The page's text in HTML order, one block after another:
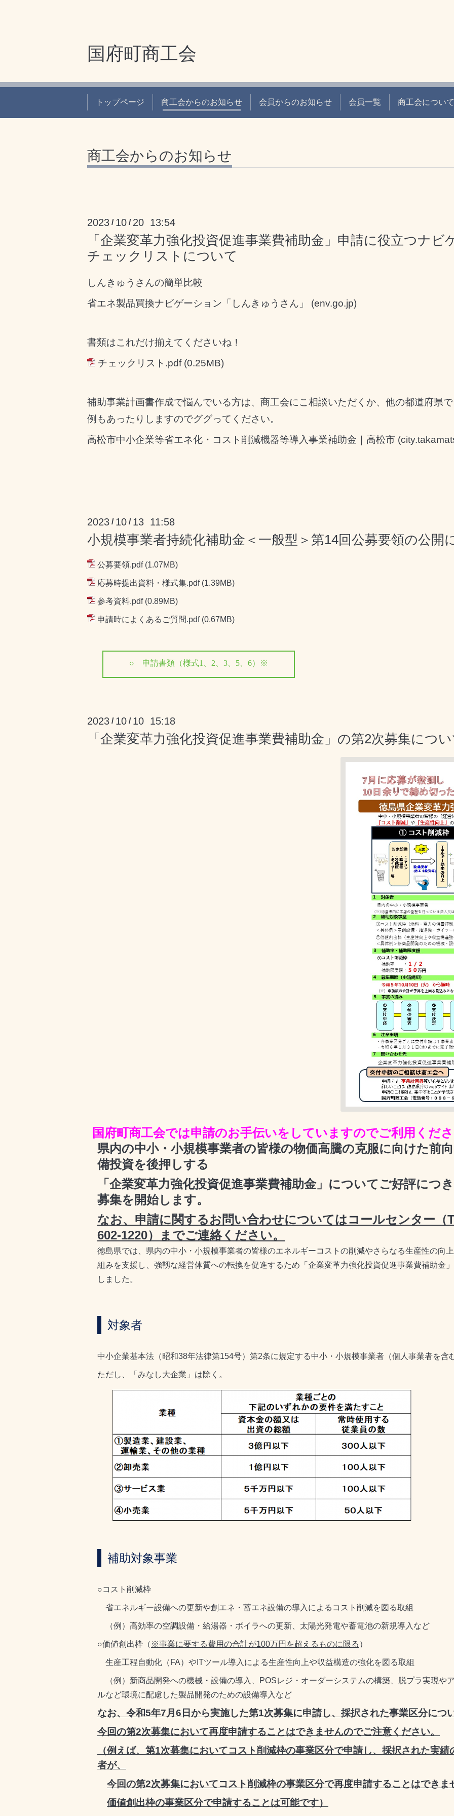
国府町商工会
トップページ 商工会からのお知らせ 会員からのお知らせ 会員一覧 商工会について
商工会からのお知らせ
2023 / 10 / 20 13:54
「企業変革力強化投資促進事業費補助金」申請に役立つナ
チェックリストについて
しんきゅうさんの簡単比較
省エネ製品買換ナビゲーション「しんきゅうさん」 (env.go.jp)
書類はこれだけ揃えてくださいね！
チェックリスト.pdf(0.25MB)
補助事業計画書作成で悩んでいる方は、商工会にこ相談いただくか、他の都道府県
例もあったりしますのでググってください。
高松市中小企業等省エネ化・コスト削減機器等導入事業補助金｜高松市
2023 / 10 / 13 11:58
小規模事業者持続化補助金＜一般型＞第14回公募要領の公開
公募要領.pdf (1.07MB)
応募時提出資料・様式集.pdf (1.39MB)
参考資料.pdf (0.89MB)
申請時によくあるご質問.pdf (0.67MB)
○ 申請書類（様式1、2、3、5、6）※
2023 / 10 / 10 15:18
「企業変革力強化投資促進事業費補助金」の第2次募集につ
国府町商工会では申請のお手伝いをしていますのでご利用くだ
県内の中小・小規模事業者の皆様の物価高騰の克服に向けた前
備投資を後押しする
「企業変革力強化投資促進事業費補助金」についてご好評につ
募集を開始します。
なお、申請に関するお問い合わせについてはコールセンター（
602-1220）までご連絡ください。
徳島県では、県内の中小・小規模事業者の皆様のエネルギーコストの削減やさらなる生産性の向
組みを支援し、強靱な経営体質への転換を促進するため「企業変革力強化投資促進事業費補助金
しました。
対象者
中小企業基本法（昭和38年法律第154号）第2条に規定する中小・小規模事業者（個人事業者を含
ただし、「みなし大企業」は除く。
補助対象事業
○コスト削減枠
省エネルギー設備への更新や創エネ・蓄エネ設備の導入によるコスト削減を図る取組
（例）高効率の空調設備・給湯器・ボイラへの更新、太陽光発電や蓄電池の新規導入など
○価値創出枠（ ※事業に要する費用の合計が100万円を超えるものに限る ）
生産工程自動化（FA）やITツール導入による生産性向上や収益構造の強化を図る取組
（例）新商品開発への機械・設備の導入、POSレジ・オーダーシステムの構築、脱プラ実現や
ルなど環境に配慮した製品開発のための設備導入など
なお、令和5年7月6日から実施した第1次募集に申請し、採択された事業区分につ
今回の第2次募集において再度申請することはできませんのでご注意ください。
（例えば、第1次募集においてコスト削減枠の事業区分で申請し、採択された実績
者が、
今回の第2次募集においてコスト削減枠の事業区分で再度申請することはできま
価値創出枠の事業区分で申請することは可能です）